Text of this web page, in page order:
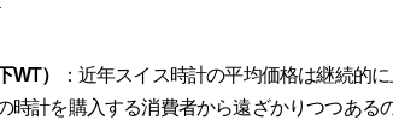
WT）
：近年スイス時計の平均価格は継続的
時計を購入する消費者から遠ざかりつつある